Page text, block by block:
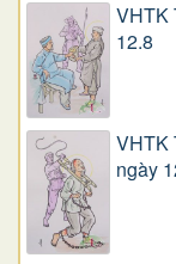
VHTK
12.8
VHTK
ngày